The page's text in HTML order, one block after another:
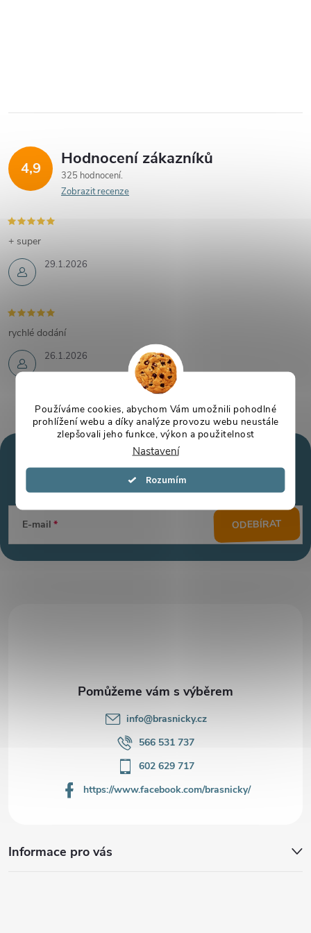
Používáme cookies, abychom Vám umožnili pohodlné
prohlížení webu a díky analýze provozu webu neustále
zlepšovali jeho funkce, výkon a použitelnost
Nastavení
Souhlasím
4,9 Hodnocení zákazníků
325 hodnocení
Zobrazit recenze
29.1.2026
+ super
26.1.2026
rychlé dodání
p
Mějte přehled o novinkách
a slevách
E-mail ODEBÍRAT
info@brasnicky.cz
566 531 737
602 629 717
https://www.facebook.com/brasnicky/
Informace pro vás